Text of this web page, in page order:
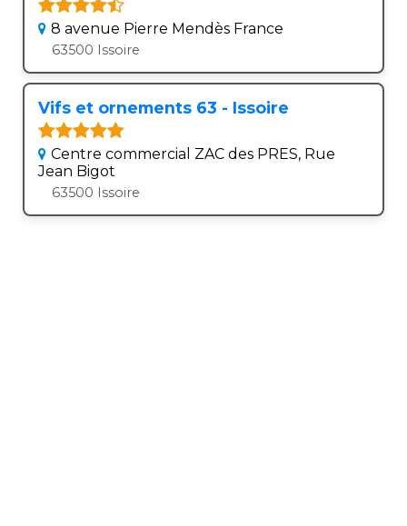
8 avenue Pierre Mendès France
63500 Issoire
Vifs et ornements 63 - Issoire
Centre commercial ZAC des PRES, Rue
Jean Bigot
63500 Issoire